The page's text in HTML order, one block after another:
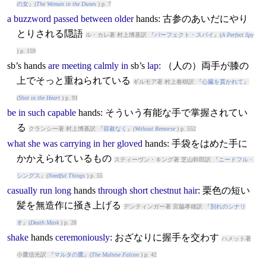
の女』(The Woman in the Dunes) p. 7
a buzzword passed between older hands: 古参のあいだにやり
とりされる隠語 ル・カレ著 村上博基訳 『パーフェクト・スパイ 』(A Perfect Spy
) p. 159
sb’s hands are meeting calmly in sb’s lap: （人の）両手が膝の
上でそっと重ねられている
ギルモア著 村上春樹訳 『心臓を貫かれて 』
(Shot in the Heart) p. 91
be in such capable hands: そういう有能な手で掌握されてい
る
クランシー著 村上博基訳 『容赦なく 』(Without Remorse) p. 552
what she was carrying in her gloved hands: 手袋をはめた手に
かかえられているもの スティーヴン・キング著 芝山幹郎訳 『 ニードフル・
シングス 』(Needful Things) p. 55
casually run long hands through short chestnut hair: 栗色の短い
髪を無造作に掻き上げる
デンティンガー著 宮脇孝雄訳 『別れのシナリ
オ 』(Death Mask) p. 28
shake hands ceremoniously: おざなりに握手を交わす ハメット著
小鷹信光訳 『マルタの鷹』(The Maltese Falcon) p. 42